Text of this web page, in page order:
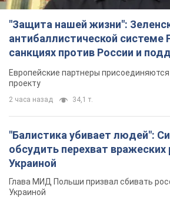
"Защита нашей жизни":
антибаллистической системе
санкциях против России и
Видео
Европейские партнеры
проекту
2 часа назад 34,1 т.
"Балистика убивает людей":
обсудить перехват вражеских
Украиной
Глава МИД Польши призвал сбивать
Украиной